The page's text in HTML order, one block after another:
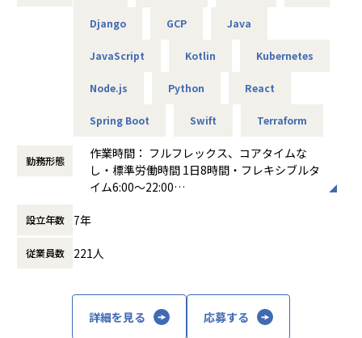
躍いただきます。
の設計・開発・運用
・チーム内ミーティング、アジャイル開発推進
・新技術の調査・導入や開発プロセス改善
【プロジェクト例】
・大手企業向け業務システム開発（Java, Spring, AWS）
・スタートアップ新規サービスの立ち上げ（React, Node.js,
・モバイルアプリ開発（Swift, Kotlin）
ョンの技術選定
【このポジションの魅力】
・自社プロダクトと受託開発の両方で、多様な技術スタック
（例：AWS/React/Node.js）を習得可能
Django GCP Java
JavaScript Kotlin Kubernetes
Node.js Python React
Spring Boot Swift Terraform
勤務形態
作業時間： フルフレックス、コアタイムな
し・標準労働時間 1日8時間・フレキシブルタ
イム6:00～22:00
時間外労働の有無： 有（月平均15時間）
設立年数 7年
従業員数 221人
詳細を見る 応募する